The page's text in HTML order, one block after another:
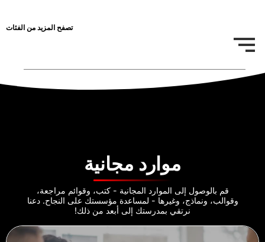
تصفح المزيد من الفئات
موارد مجانية
قم بالوصول إلى الموارد المجانية - كتب، وقوائم مراجعة،
وقوالب، ونماذج، وغيرها - لمساعدة مؤسستك على النجاح. دعنا
نرتقي بمدرستك إلى أبعد من ذلك!